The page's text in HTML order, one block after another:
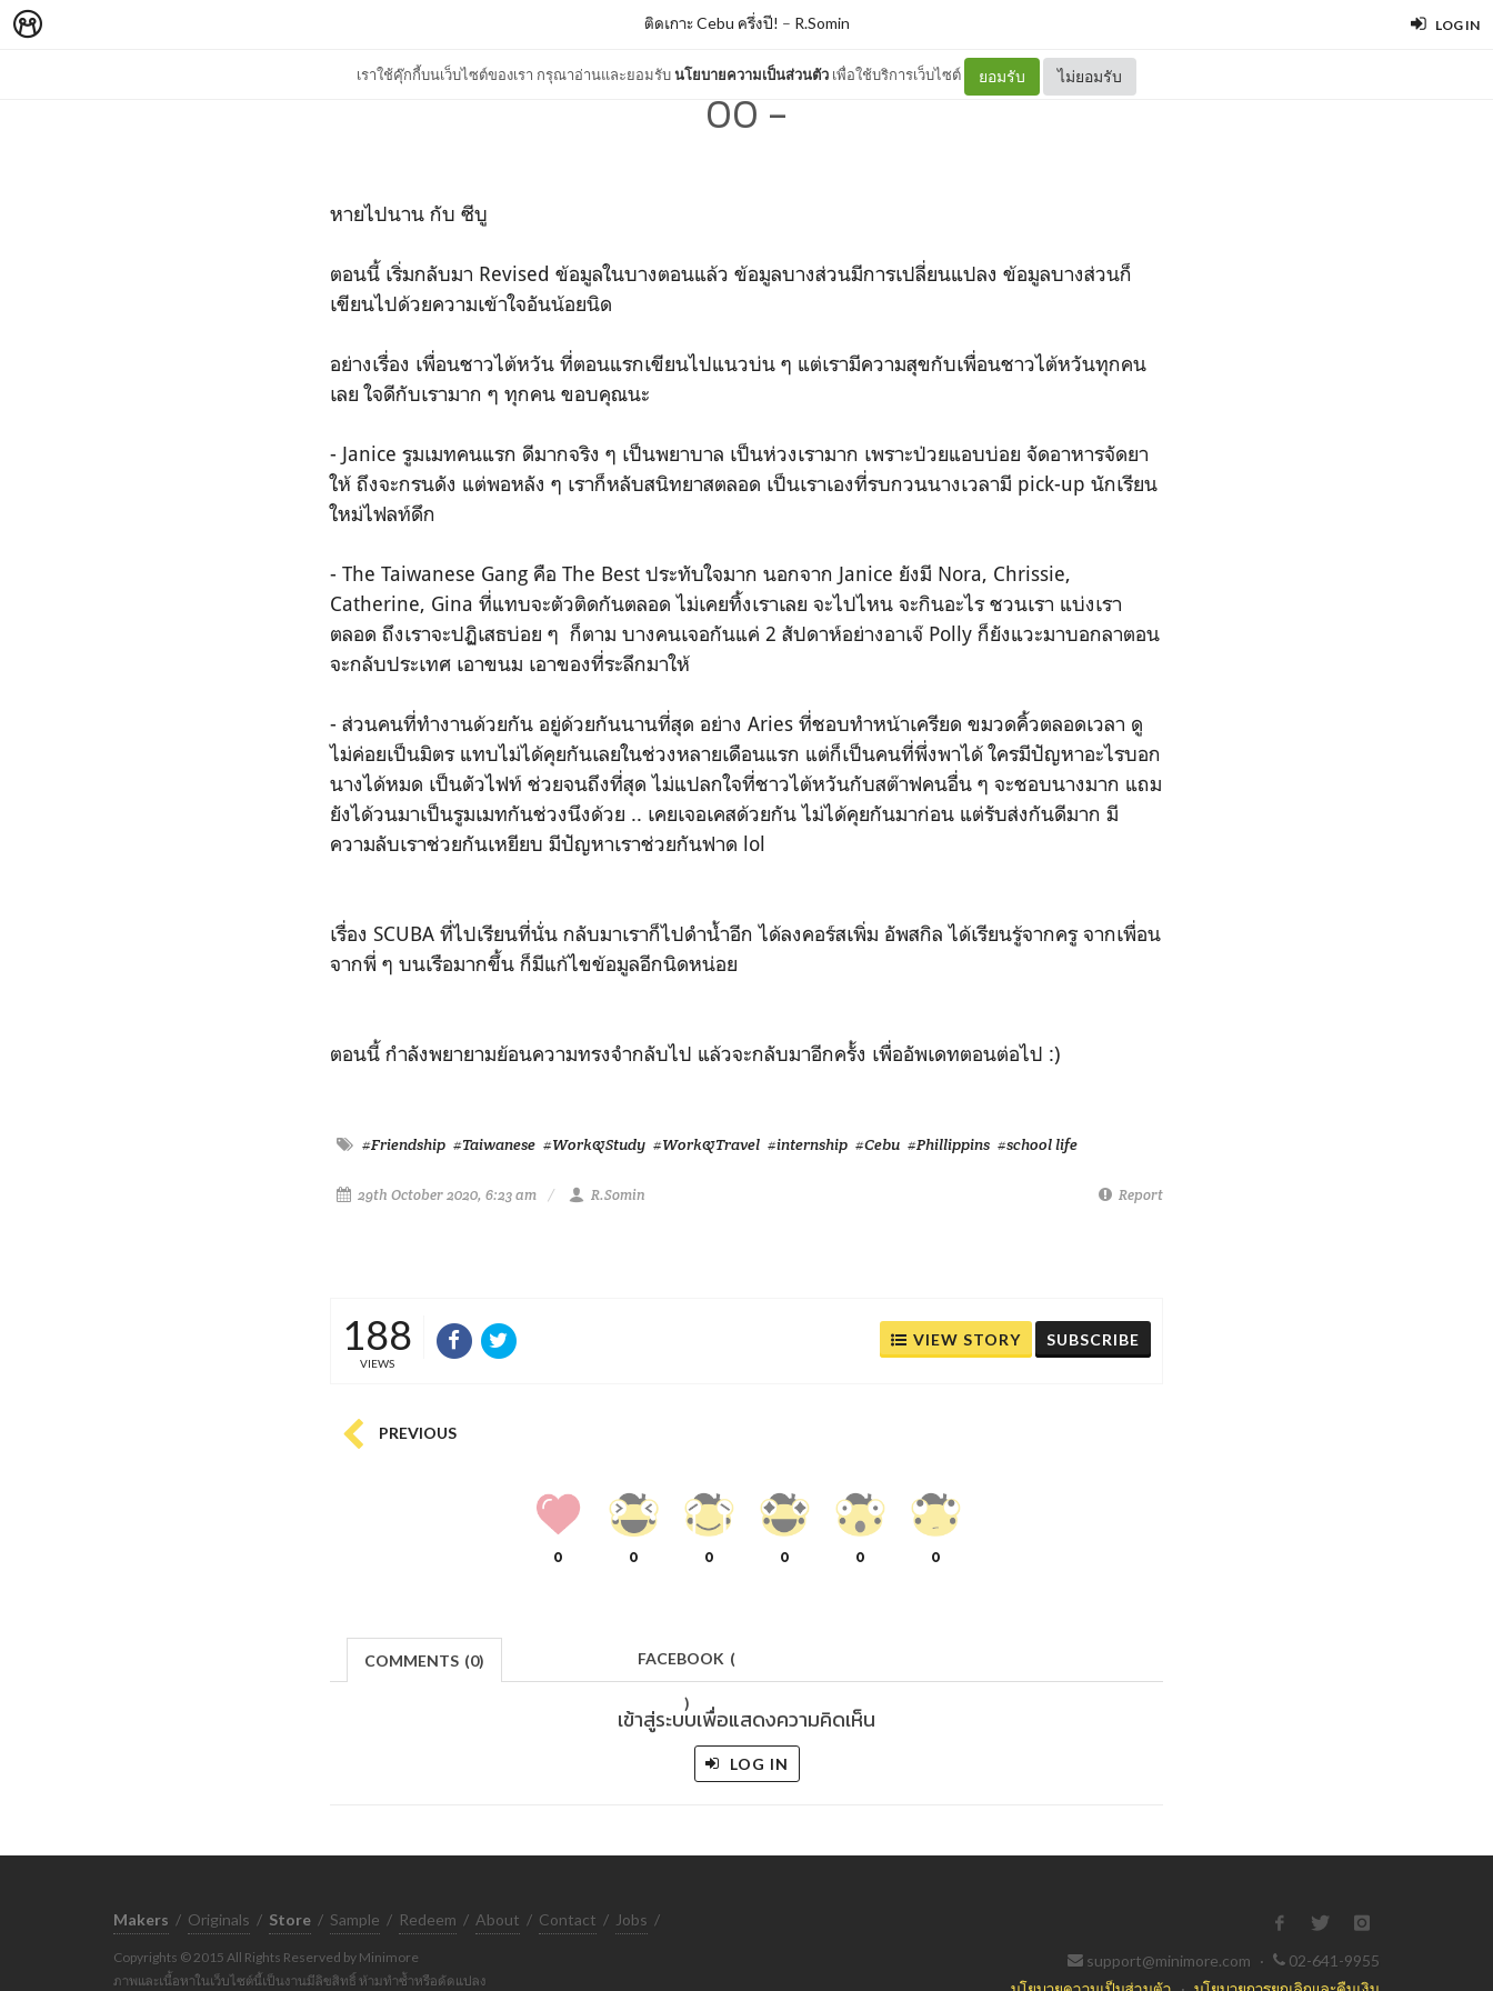
LOG IN
เราใช้คุ๊กกี้บนเว็บไซต์ของเรา กรุณาอ่านและยอมรับนโยบายความเป็นส่วนตัว เพื่อใช้บริการเว็บไซต์ ยอมรับ ไม่ยอมรับ
ติดเกาะ Cebu ครึ่งปี! – R.Somin
00 -
หายไปนาน กับ ซีบู
ตอนนี้ เริ่มกลับมา Revised ข้อมูลในบางตอนแล้ว ข้อมูลบางส่วนมีการเปลี่ยนแปลง ข้อมูลบางส่วนก็
เขียนไปด้วยความเข้าใจอันน้อยนิด
อย่างเรื่อง เพื่อนชาวไต้หวัน ที่ตอนแรกเขียนไปแนวบ่น ๆ แต่เรามีความสุขกับเพื่อนชาวไต้หวันทุกคน
เลย ใจดีกับเรามาก ๆ ทุกคน ขอบคุณนะ
- Janice รูมเมทคนแรก ดีมากจริง ๆ เป็นพยาบาล เป็นห่วงเรามาก เพราะป่วยแอบบ่อย จัดอาหารจัดยา
ให้ ถึงจะกรนดัง แต่พอหลัง ๆ เราก็หลับสนิทยาสตลอด เป็นเราเองที่รบกวนนางเวลามี pick-up นักเรียน
ใหม่ไฟลท์ดึก
- The Taiwanese Gang คือ The Best ประทับใจมาก นอกจาก Janice ยังมี Nora, Chrissie,
Catherine, Gina ที่แทบจะตัวติดกันตลอด ไม่เคยทิ้งเราเลย จะไปไหน จะกินอะไร ชวนเรา แบ่งเรา
ตลอด ถึงเราจะปฏิเสธบ่อย ๆ ก็ตาม บางคนเจอกันแค่ 2 สัปดาห์อย่างอาเจ๊ Polly ก็ยังแวะมาบอกลาตอน
จะกลับประเทศ เอาขนม เอาของที่ระลึกมาให้
- ส่วนคนที่ทำงานด้วยกัน อยู่ด้วยกันนานที่สุด อย่าง Aries ที่ชอบทำหน้าเครียด ขมวดคิ้วตลอดเวลา ดู
ไม่ค่อยเป็นมิตร แทบไม่ได้คุยกันเลยในช่วงหลายเดือนแรก แต่ก็เป็นคนที่พึ่งพาได้ ใครมีปัญหาอะไรบอก
นางได้หมด เป็นตัวไฟท์ ช่วยจนถึงที่สุด ไม่แปลกใจที่ชาวไต้หวันกับสต๊าฟคนอื่น ๆ จะชอบนางมาก แถม
ยังได้วนมาเป็นรูมเมทกันช่วงนึงด้วย .. เคยเจอเคสด้วยกัน ไม่ได้คุยกันมาก่อน แต่รับส่งกันดีมาก มี
ความลับเราช่วยกันเหยียบ มีปัญหาเราช่วยกันฟาด lol
เรื่อง SCUBA ที่ไปเรียนที่นั่น กลับมาเราก็ไปดำน้ำอีก ได้ลงคอร์สเพิ่ม อัพสกิล ได้เรียนรู้จากครู จากเพื่อน
จากพี่ ๆ บนเรือมากขึ้น ก็มีแก้ไขข้อมูลอีกนิดหน่อย
ตอนนี้ กำลังพยายามย้อนความทรงจำกลับไป แล้วจะกลับมาอีกครั้ง เพื่ออัพเดทตอนต่อไป :)
#Friendship #Taiwanese #Work&Study #Work&Travel #internship #Cebu #Phillippins #school life
29th October 2020, 6:23 am R.Somin Report
188
VIEWS
VIEW STORY SUBSCRIBE
PREVIOUS
0 0 0 0 0 0
COMMENTS (0) FACEBOOK (
)
เข้าสู่ระบบเพื่อแสดงความคิดเห็น
LOG IN
Makers / Originals / Store / Sample / Redeem / About / Contact / Jobs /
Copyrights © 2015 All Rights Reserved by Minimore
ภาพและเนื้อหาในเว็บไซต์นี้เป็นงานมีลิขสิทธิ์ ห้ามทำซ้ำหรือดัดแปลง
support@minimore.com ·
02-641-9955